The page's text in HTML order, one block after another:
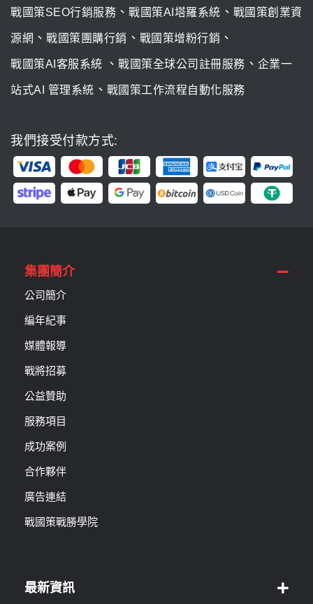
戰國策SEO行銷服務 、 戰國策AI塔羅系統 、 戰國策創業資
源網 、 戰國策團購行銷 、 戰國策增粉行銷 、
戰國策AI客服系統 、 戰國策全球公司註冊服務 、 企業一
站式AI 管理系統 、 戰國策工作流程自動化服務
我們接受付款方式:
集團簡介
公司簡介
編年紀事
媒體報導
戰將招募
公益贊助
服務項目
成功案例
合作夥伴
廣告連結
戰國策戰勝學院
最新資訊